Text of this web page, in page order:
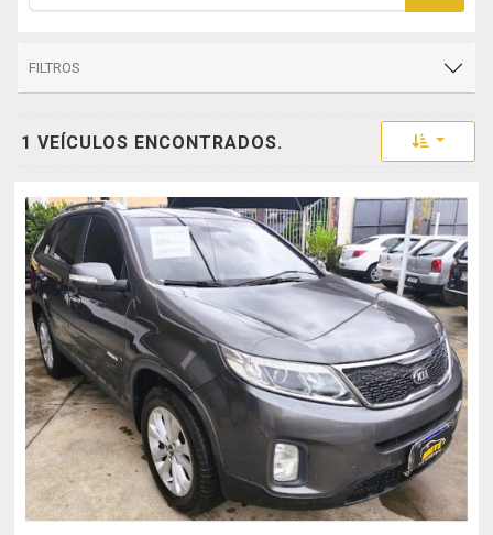
FILTROS
1 VEÍCULOS ENCONTRADOS. Toggle